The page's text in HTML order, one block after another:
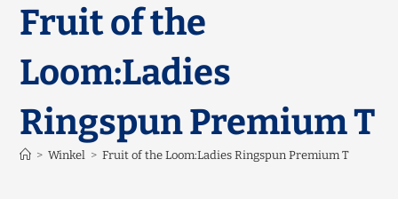
Fruit of the
Loom:Ladies
Ringspun Premium T
> Winkel > Fruit of the Loom:Ladies Ringspun Premium T